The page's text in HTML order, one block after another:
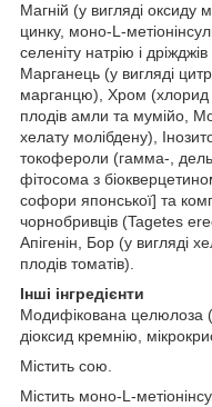
Магній (у вигляді оксиду
цинку, моно-L-
селеніту натрію і
Марганець (у вигляді
марганцю), Хром (хлорид
плодів амли та мумійо,
хелату молібдену),
токофероли (гамма-,
фітосома з
софори японської] та
чорнобривців (Tagetes
Апігенін, Бор (у вигляді
плодів томатів).
Інші інгредієнти
Модифікована целюлоза
діоксид кремнію,
Містить сою.
Містить моно-L-